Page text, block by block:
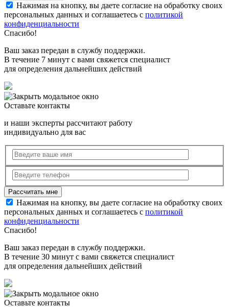
Нажимая на кнопку, вы даете согласие на обработку своих
персональных данных и соглашаетесь с политикой
конфиденциальности
Спасибо!
Ваш заказ передан в службу поддержки.
В течение 7 минут с вами свяжется специалист
для определения дальнейших действий
Оставьте контакты
и наши эксперты рассчитают работу
индивидуально для вас
Нажимая на кнопку, вы даете согласие на обработку своих
персональных данных и соглашаетесь с политикой
конфиденциальности
Спасибо!
Ваш заказ передан в службу поддержки.
В течение 30 минут с вами свяжется специалист
для определения дальнейших действий
Оставьте контакты